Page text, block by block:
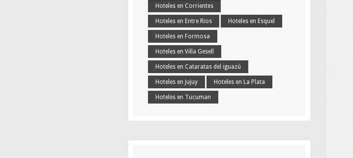
Hoteles en Corrientes
Hoteles en Entre Rios Hoteles en Esquel
Hoteles en Formosa
Hoteles en Villa Gesell
Hoteles en Cataratas del iguazú
Hoteles en Jujuy Hoteles en La Plata
Hoteles en Tucuman